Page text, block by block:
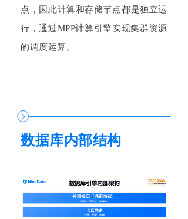
点，因此计算和存储节点都是独立运
行，通过MPP计算引擎实现集群资源
的调度运算。
数据库内部结构